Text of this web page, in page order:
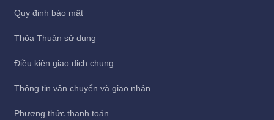
Quy định bảo mật
Thỏa Thuận sử dụng
Điều kiện giao dịch chung
Thông tin vận chuyển và giao nhận
Phương thức thanh toán